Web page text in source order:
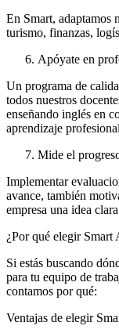
En Smart, adaptamos
turismo, finanzas,
Apóyate en
Un programa de
todos nuestros
enseñando inglés en
aprendizaje
Mide el
Implementar
avance, también
empresa una idea
¿Por qué elegir Smart
Si estás buscando
para tu equipo de
contamos por qué:
Ventajas de elegir